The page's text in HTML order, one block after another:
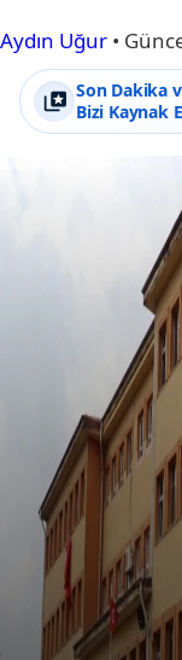
Aydın Uğur •
Son Dakika
Bizi Kaynak